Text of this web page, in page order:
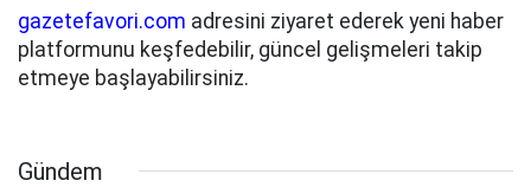
gazetefavori.com adresini ziyaret ederek yeni haber
platformunu keşfedebilir, güncel gelişmeleri takip
etmeye başlayabilirsiniz.
Gündem